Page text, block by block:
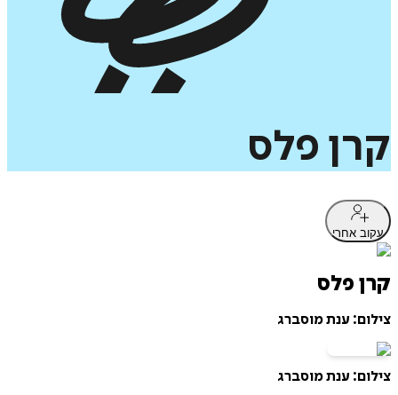
קרן פלס
עקוב אחרי
קרן פלס
צילום: ענת מוסברג
צילום: ענת מוסברג